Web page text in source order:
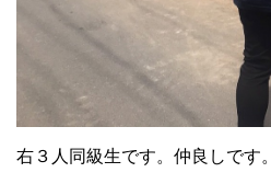
右３人同級生です。仲良しです。